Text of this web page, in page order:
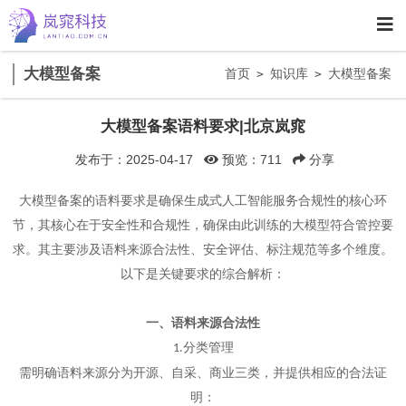
大模型备案 首页 > 知识库 > 大模型备案
大模型备案语料要求|北京岚窕
发布于：2025-04-17 预览：711 分享
大模型备案的语料要求是确保生成式人工智能服务合规性的核心环
节， 其核心在于安全性和合规性，确保由此训练的大模型符合管控要
求。其主要涉及语料来源合法性、安全评估、标注规范等多个维度。
以下是关键要求的综合解析：
一、语料来源合法性
1.分类管理
需明确语料来源分为开源、自采、商业三类，并提供相应的合法证
明：